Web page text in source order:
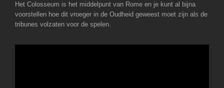
Het Colosseum is het middelpunt van Rome en je kunt al bijna
voorstellen hoe dit vroeger in de Oudheid geweest moet zijn als de
tribunes volzaten voor de spelen.